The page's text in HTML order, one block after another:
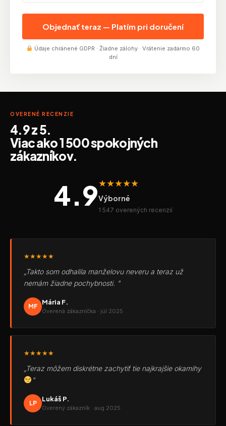
Objednať teraz — Platím pri doručení
Údaje chránené GDPR · Žiadne zálohy · Vrátenie zadarmo 60
dní
OVERENÉ RECENZIE
4.9 z 5.
Viac ako 1 500 spokojných
zákazníkov.
4.9★★★★★
Výborné
1 547 overených recenzií
★★★★★
„Takto som odhalila manželovu neveru a teraz už
nemám žiadne pochybnosti. "
MF
Mária F.
Overená zákazníčka · júl 2025
★★★★★
„Teraz môžem diskrétne zachytiť tie najkrajšie okamihy
"
LP
Lukáš P.
Overený zákazník · aug 2025